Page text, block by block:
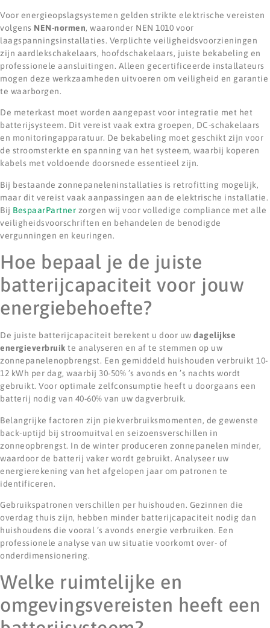
Voor energieopslagsystemen gelden strikte elektrische vereisten
volgens NEN-normen, waaronder NEN 1010 voor
laagspanningsinstallaties. Verplichte veiligheidsvoorzieningen
zijn aardlekschakelaars, hoofdschakelaars, juiste bekabeling en
professionele aansluitingen. Alleen gecertificeerde installateurs
mogen deze werkzaamheden uitvoeren om veiligheid en garantie
te waarborgen.
De meterkast moet worden aangepast voor integratie met het
batterijsysteem. Dit vereist vaak extra groepen, DC-schakelaars
en monitoringapparatuur. De bekabeling moet geschikt zijn voor
de stroomsterkte en spanning van het systeem, waarbij koperen
kabels met voldoende doorsnede essentieel zijn.
Bij bestaande zonnepaneleninstallaties is retrofitting mogelijk,
maar dit vereist vaak aanpassingen aan de elektrische installatie.
Bij BespaarPartner zorgen wij voor volledige compliance met alle
veiligheidsvoorschriften en behandelen de benodigde
vergunningen en keuringen.
Hoe bepaal je de juiste
batterijcapaciteit voor jouw
energiebehoefte?
De juiste batterijcapaciteit berekent u door uw dagelijkse
energieverbruik te analyseren en af te stemmen op uw
zonnepanelenopbrengst. Een gemiddeld huishouden verbruikt 10-
12 kWh per dag, waarbij 30-50% ’s avonds en ’s nachts wordt
gebruikt. Voor optimale zelfconsumptie heeft u doorgaans een
batterij nodig van 40-60% van uw dagverbruik.
Belangrijke factoren zijn piekverbruiksmomenten, de gewenste
back-uptijd bij stroomuitval en seizoensverschillen in
zonneopbrengst. In de winter produceren zonnepanelen minder,
waardoor de batterij vaker wordt gebruikt. Analyseer uw
energierekening van het afgelopen jaar om patronen te
identificeren.
Gebruikspatronen verschillen per huishouden. Gezinnen die
overdag thuis zijn, hebben minder batterijcapaciteit nodig dan
huishoudens die vooral ’s avonds energie verbruiken. Een
professionele analyse van uw situatie voorkomt over- of
onderdimensionering.
Welke ruimtelijke en
omgevingsvereisten heeft een